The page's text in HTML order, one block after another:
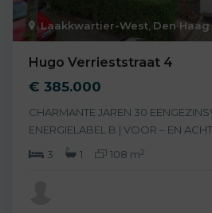
Laakkwartier-West, Den Haag
Hugo Verrieststraat 4
€ 385.000
CHARMANTE JAREN 30
ENERGIELABEL B | VOOR – EN
3
1 108 m2